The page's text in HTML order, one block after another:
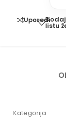
Uporedi
listu
Kategorija